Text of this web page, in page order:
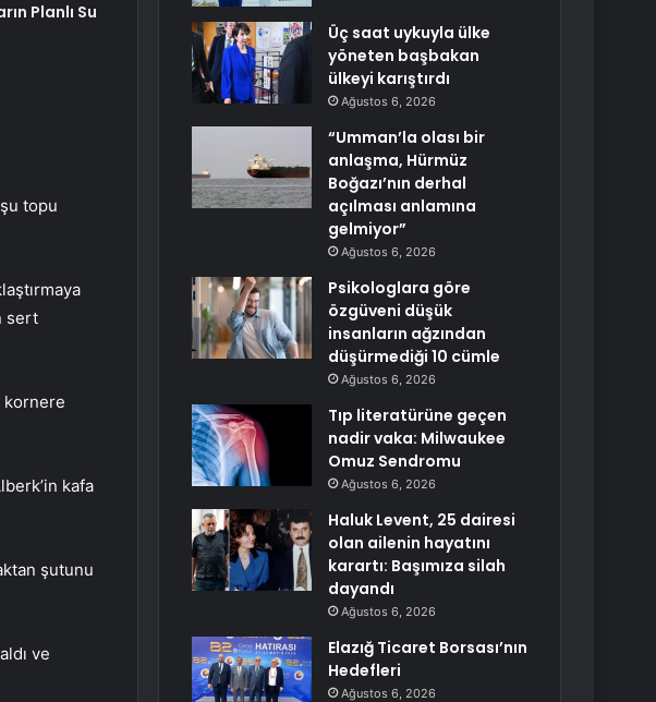
Planlı Su
topu
sert
kornere
kafa
şutunu
ve
Üç saat uykuyla ülke
yöneten başbakan
ülkeyi karıştırdı
Ağustos 6, 2026
“Umman’la olası bir
anlaşma, Hürmüz
Boğazı’nın derhal
açılması anlamına
gelmiyor”
Ağustos 6, 2026
Psikologlara göre
özgüveni düşük
insanların ağzından
düşürmediği 10 cümle
Ağustos 6, 2026
Tıp literatürüne geçen
nadir vaka: Milwaukee
Omuz Sendromu
Ağustos 6, 2026
Haluk Levent, 25 dairesi
olan ailenin hayatını
karartı: Başımıza silah
dayandı
Ağustos 6, 2026
Elazığ Ticaret Borsası’nın
Hedefleri
Ağustos 6, 2026